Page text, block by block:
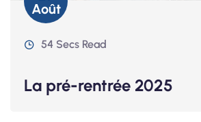
Août
54 Secs Read
La pré-rentrée 2025